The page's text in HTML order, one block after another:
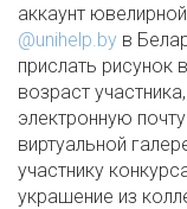
аккаунт
@unihelp.by в
прислать рисунок
возраст
электронную
виртуальной
участнику
украшение из